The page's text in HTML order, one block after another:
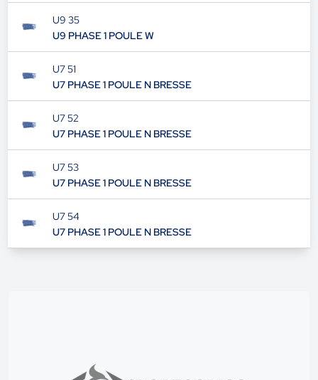
U9 35
U9 PHASE 1 POULE W
U7 51
U7 PHASE 1 POULE N BRESSE
U7 52
U7 PHASE 1 POULE N BRESSE
U7 53
U7 PHASE 1 POULE N BRESSE
U7 54
U7 PHASE 1 POULE N BRESSE